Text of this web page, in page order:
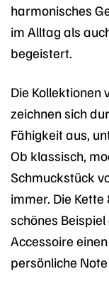
harmonisches
im Alltag als
begeistert.
Die Kollektionen
zeichnen sich
Fähigkeit aus,
Ob klassisch,
Schmuckstück
immer. Die
schönes
Accessoire
persönliche